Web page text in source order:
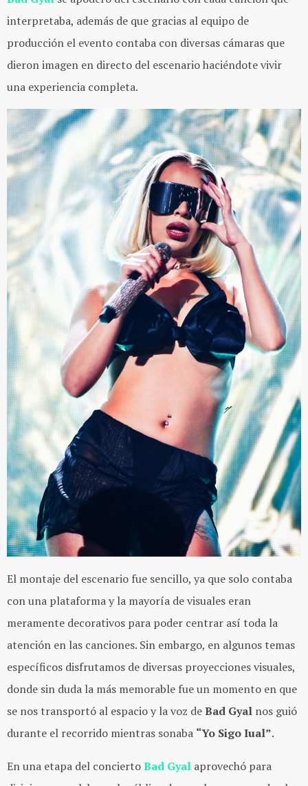
interpretaba, además de que gracias al equipo de
producción el evento contaba con diversas cámaras que
dieron imagen en directo del escenario haciéndote vivir
una experiencia completa.
El montaje del escenario fue sencillo, ya que solo contaba
con una plataforma y la mayoría de visuales eran
meramente decorativos para poder centrar así toda la
atención en las canciones. Sin embargo, en algunos temas
específicos disfrutamos de diversas proyecciones visuales,
donde sin duda la más memorable fue un momento en que
se nos transportó al espacio y la voz deBad Gyal nos guió
durante el recorrido mientras sonaba “Yo Sigo Iual”.
En una etapa del conciertoBad Gyal aprovechó para